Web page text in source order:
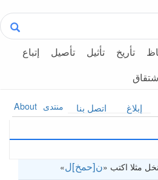
تأريخ تأثيل تأصيل
إتباع
About منتدى اتصل بنا إبلاغ
مثلا اكتب «ن[حمخ]ل»